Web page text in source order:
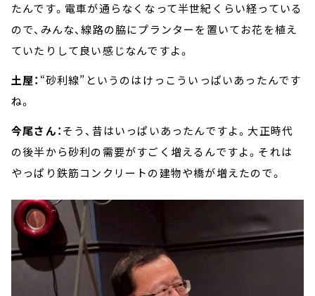
たんです。電車が通らなくなって半世紀くらい経っている
ので、みんな、線路の脇にプランターを置いてお花を植え
ていたりして良い感じなんですよ。
土屋： “砂利線”というのはけっこういっぱいあったんです
ね。
今尾さん：そう、昔はいっぱいあったんですよ。大正時代
の後半から砂利の需要がすごく増えるんですよ。それは
やっぱり鉄筋コンクリートの建物や橋が増えたので。